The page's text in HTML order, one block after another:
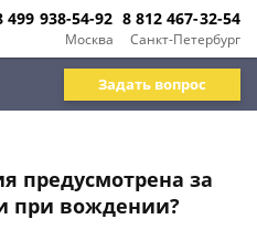
Москва
499 938-54-92
Санкт-Петербург
8 812 467-32-54
Задать вопрос
предусмотрена за
при вождении?